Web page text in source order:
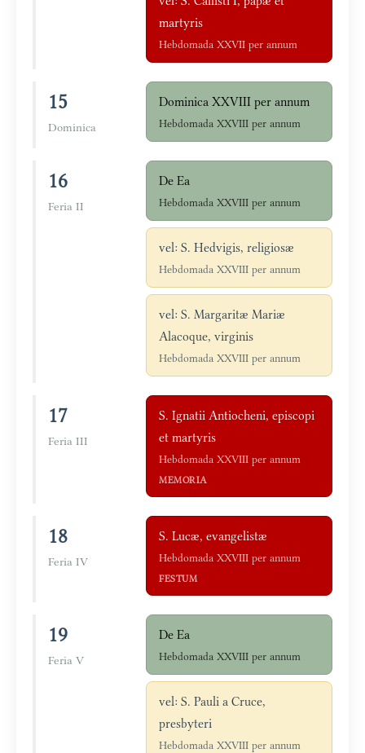
martyris
Hebdomada XXVII per annum
15
Dominica
Dominica XXVIII per annum
Hebdomada XXVIII per annum
16
Feria II
De Ea
Hebdomada XXVIII per annum
vel: S. Hedvigis, religiosæ
Hebdomada XXVIII per annum
vel: S. Margaritæ Mariæ
Alacoque, virginis
Hebdomada XXVIII per annum
17
Feria III
S. Ignatii Antiocheni, episcopi
et martyris
Hebdomada XXVIII per annum
MEMORIA
18
Feria IV
S. Lucæ, evangelistæ
Hebdomada XXVIII per annum
FESTUM
19
Feria V
De Ea
Hebdomada XXVIII per annum
vel: S. Pauli a Cruce,
presbyteri
Hebdomada XXVIII per annum